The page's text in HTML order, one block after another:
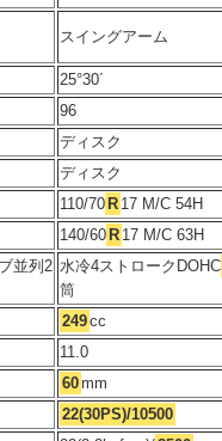
スイングアーム
25°30´
96
ディスク
ディスク
110/70 R 17 M/C 54H
140/60 R 17 M/C 63H
並列2 水冷4ストロークDOHC
筒
249cc
11.0
60mm
22(30PS)/10500